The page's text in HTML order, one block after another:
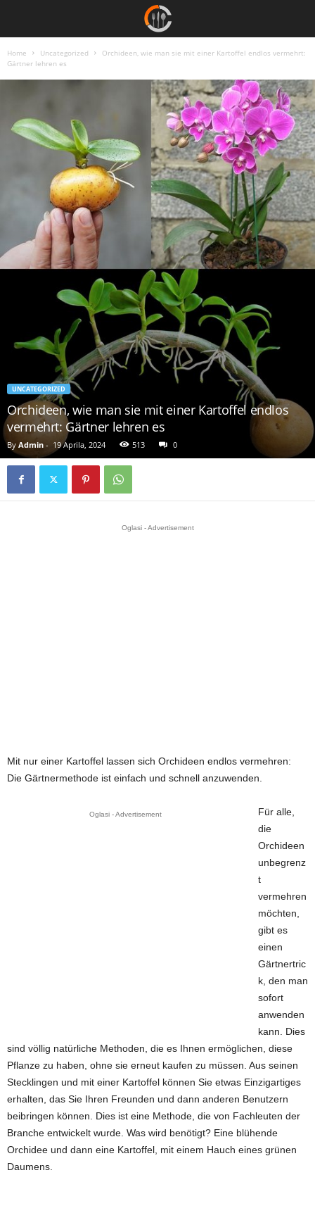
Home Uncategorized
Orchideen, wie man sie mit einer Kartoffel endlos vermehrt:
Gärtner lehren es
UNCATEGORIZED
Orchideen, wie man sie mit einer Kartoffel endlos
vermehrt: Gärtner lehren es
By Admin - 19 Aprila, 2024 513 0
Oglasi - Advertisement
Mit nur einer Kartoffel lassen sich Orchideen endlos vermehren:
Die Gärtnermethode ist einfach und schnell anzuwenden.
Oglasi - Advertisement
Für alle,
die
Orchideen
unbegrenz
t
vermehren
möchten,
gibt es
einen
Gärtnertric
k, den man
sofort
anwenden
kann. Dies
sind völlig natürliche Methoden, die es Ihnen ermöglichen, diese
Pflanze zu haben, ohne sie erneut kaufen zu müssen. Aus seinen
Stecklingen und mit einer Kartoffel können Sie etwas Einzigartiges
erhalten, das Sie Ihren Freunden und dann anderen Benutzern
beibringen können. Dies ist eine Methode, die von Fachleuten der
Branche entwickelt wurde. Was wird benötigt? Eine blühende
Orchidee und dann eine Kartoffel, mit einem Hauch eines grünen
Daumens.